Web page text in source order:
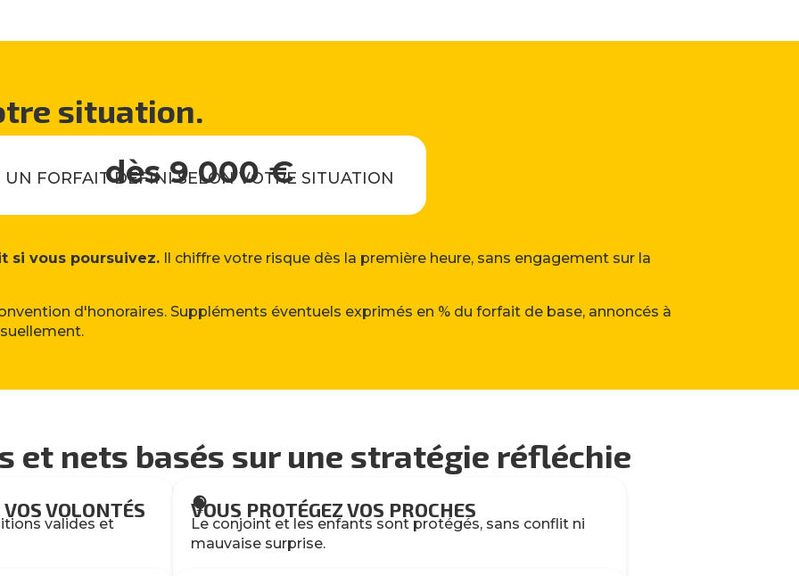
situation.
dès 9 000 €
UN FORFAIT DEFINI SELON VOTRE SITUATION
si vous poursuivez. Il chiffre votre risque dès la première heure, sans engagement sur la
d'honoraires. Suppléments éventuels exprimés en % du forfait de base, annoncés à
et nets basés sur une stratégie réfléchie
VOLONTÉS
valides et

VOUS PROTÉGEZ VOS PROCHES
Le conjoint et les enfants sont protégés, sans conflit ni
mauvaise surprise.